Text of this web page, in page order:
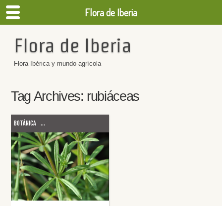
Flora de Iberia
Flora Ibérica y mundo agrícola
Tag Archives: rubiáceas
BOTÁNICA ...
Flora de Iberia